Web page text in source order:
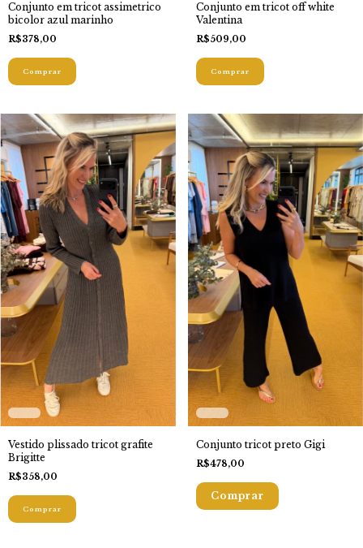
Conjunto em tricot assimetrico
bicolor azul marinho
R$378,00
Comprar
Conjunto em tricot off white
Valentina
R$509,00
Comprar
Vestido plissado tricot grafite
Brigitte
R$358,00
Comprar
Conjunto tricot preto Gigi
R$478,00